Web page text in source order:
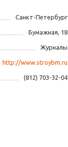
Санкт-Петербург
Бумажная, 18
Журналы
http://www.stroybm.ru
(812) 703-32-04